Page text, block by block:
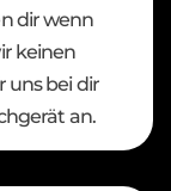
dir wenn
keinen
uns bei dir
an.